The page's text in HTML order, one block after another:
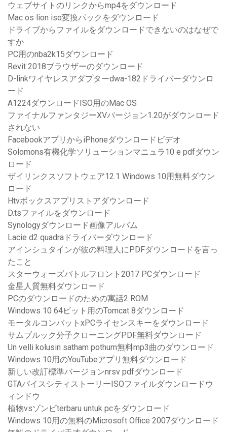
ウェブサイトのリンクからmp4をダウンロード
Mac os lion iso変換パックをダウンロード
ドライブからファイルをダウンロードできないのはなぜで
すか
PC用のnba2k15ダウンロード
Revit 2018ブラウザーのダウンロード
D-linkワイヤレスアダプターdwa-182ドライバーダウンロ
ード
A1224ダウンロードISO用のMac OS
ファイナルファンタジーXVバージョン1.20がダウンロード
されない
FacebookアプリからiPhoneダウンロードビデオ
Solomons有機化学ソリューションマニュラ10 e pdfダウン
ロード
ザイリンクスソフトウェア12.1 Windows 10用無料ダウン
ロード
Htvボックスアプリストアダウンロード
D.tsファイルをダウンロード
Synologyダウンロード画像アルバム
Lacie d2 quadraドライバーダウンロード
アインシュタインが彼の料理人にPDFダウンロードを言っ
たこと
スターウォーズバトルフロント2017 PCダウンロード
金星人質無料ダウンロード
PCのダウンロードのための寓話2 ROM
Windows 10 64ビット用のTomcat 8ダウンロード
モータルコンバットxPCライセンスキーをダウンロード
サムブルック分子クローニングPDF無料ダウンロード
Un velli kolusin satham pothum無料mp3曲のダウンロード
Windows 10用のYouTubeアプリ無料ダウンロード
新しい改訂標準バージョンnrsv pdfダウンロード
GTAバイスシティストーリーISOファイルダウンロードウ
ィンドウ
植物vsゾンビterbaru untuk pcをダウンロード
Windows 10用の無料のMicrosoft Office 2007ダウンロード